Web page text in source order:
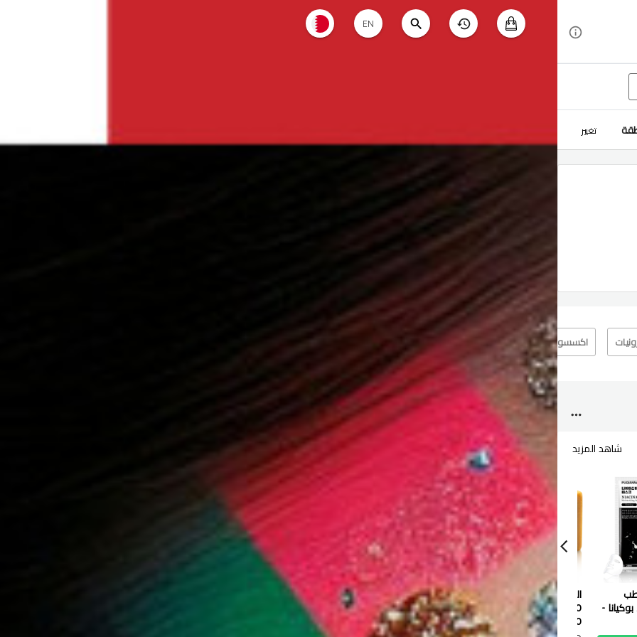
EN
تغيير
اكسسوارت الآخرين عطر
شاهد المزيد
-
الطاووس صابون طبيعي
120 جم
0.550 دب
قناع ترطيب الشفاه بالتوت
الأزرق من سادور - 8 جرام
0.100 دب